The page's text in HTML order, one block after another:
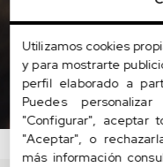
Вот как
салоны
Utilizamos cookies
y para mostrarte
perfil elaborado a
Puedes
"Configurar", aceptar
"Aceptar", o
más información